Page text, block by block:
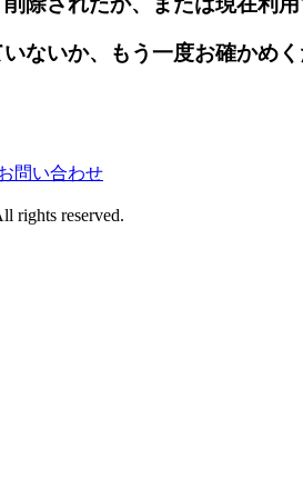
ないか、もう一度お確かめ
問い合わせ
rights reserved.